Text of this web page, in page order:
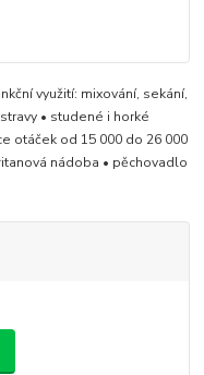
využití: mixování, sekání,
• studené i horké
otáček od 15 000 do 26 000
nádoba • pěchovadlo